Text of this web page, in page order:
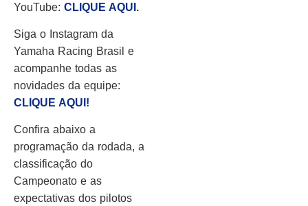
YouTube: CLIQUE AQUI .
Siga o Instagram da
Yamaha Racing Brasil e
acompanhe todas as
novidades da equipe:
CLIQUE AQUI!
Confira abaixo a
programação da rodada, a
classificação do
Campeonato e as
expectativas dos pilotos